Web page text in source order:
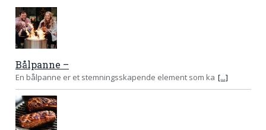
Bålpanne –
En bålpanne er et stemningsskapende element som ka [...]